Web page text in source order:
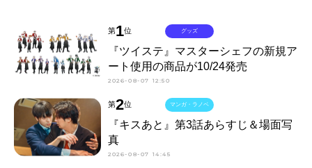
第1位
『ツイステ』マスターシェフの新規ア
ート使用の商品が10/24発売
2026-08-07 12:50
グッズ
第2位
『キスあと』第3話あらすじ＆場面写
真
2026-08-07 14:45
マンガ・ラノベ